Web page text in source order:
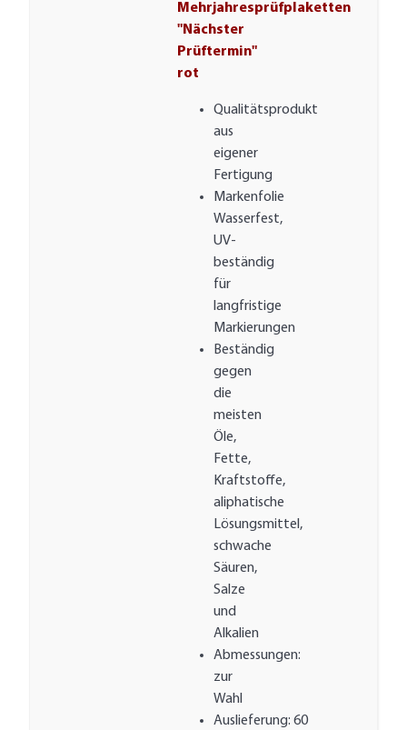
Mehrjahresprüfplaketten
"Nächster
Prüftermin"
rot
Qualitätsprodukt
aus
eigener
Fertigung
Markenfolie
Wasserfest,
UV-
beständig
für
langfristige
Markierungen
Beständig
gegen
die
meisten
Öle,
Fette,
Kraftstoffe,
aliphatische
Lösungsmittel,
schwache
Säuren,
Salze
und
Alkalien
Abmessungen:
zur
Wahl
Auslieferung: 60